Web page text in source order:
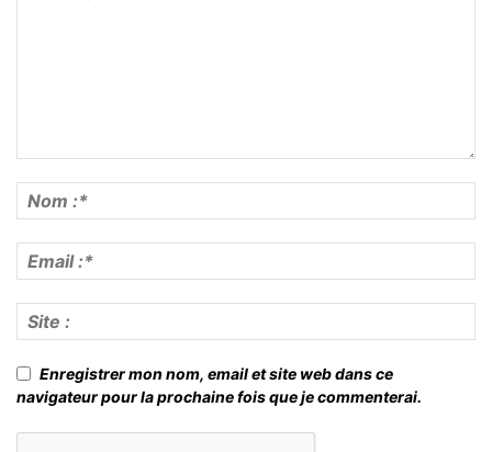
Enregistrer mon nom, email et site web dans ce
navigateur pour la prochaine fois que je commenterai.